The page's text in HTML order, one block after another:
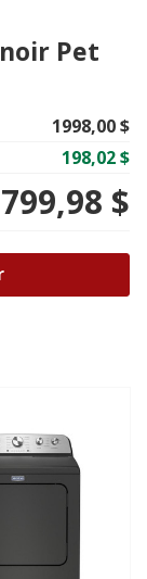
Pet
1998,00 $
198,02 $
$